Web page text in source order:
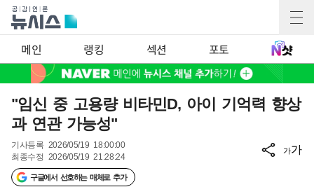
메인 랭킹 섹션 포토
"임신 중 고용량 비타민D, 아이 기억력 향상
과 연관 가능성"
기사등록 2026/05/19 18:00:00
최종수정 2026/05/19 21:28:24
구글에서 선호하는 매체로 추가
가가